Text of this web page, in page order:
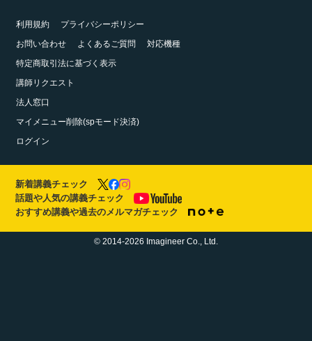
利用規約
プライバシーポリシー
お問い合わせ
よくあるご質問
対応機種
特定商取引法に基づく表示
講師リクエスト
法人窓口
マイメニュー削除(spモード決済)
ログイン
新着講義チェック
話題や人気の講義チェック
おすすめ講義や過去のメルマガチェック
© 2014-2026 Imagineer Co., Ltd.